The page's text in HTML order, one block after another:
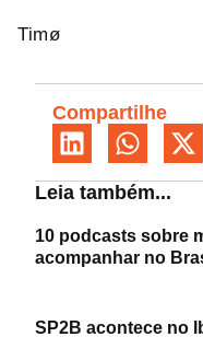
Timø
Compartilhe
Leia também...
10 podcasts sobre
acompanhar no
SP2B acontece no